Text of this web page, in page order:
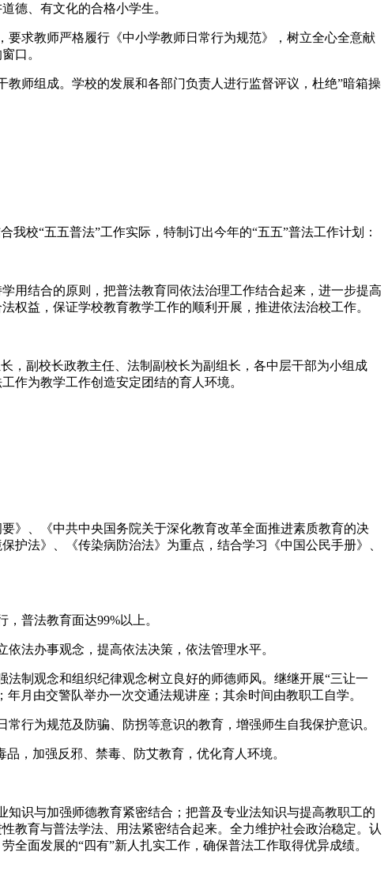
德、有文化的合格小学生。
求教师严格履行《中小学教师日常行为规范》，树立全心全意献
口。
师组成。学校的发展和各部门负责人进行监督评议，杜绝”暗箱操
校“五五普法”工作实际，特制订出今年的“五五”普法工作计划：
用结合的原则，把普法教育同依法治理工作结合起来，进一步提高
权益，保证学校教育教学工作的顺利开展，推进依法治校工作。
，副校长政教主任、法制副校长为副组长，各中层干部为小组成
作为教学工作创造安定团结的育人环境。
》、《中共中央国务院关于深化教育改革全面推进素质教育的决
法》、《传染病防治法》为重点，结合学习《中国公民手册》、
普法教育面达99%以上。
法办事观念，提高依法决策，依法管理水平。
制观念和组织纪律观念树立良好的师德师风。继继开展“三让一
月由交警队举办一次交通法规讲座；其余时间由教职工自学。
行为规范及防骗、防拐等意识的教育，增强师生自我保护意识。
，加强反邪、禁毒、防艾教育，优化育人环境。
识与加强师德教育紧密结合；把普及专业法知识与提高教职工的
教育与普法学法、用法紧密结合起来。全力维护社会政治稳定。认
面发展的“四有”新人扎实工作，确保普法工作取得优异成绩。